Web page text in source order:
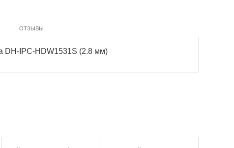
ОТЗЫВЫ
DH-IPC-HDW1531S (2.8 мм)